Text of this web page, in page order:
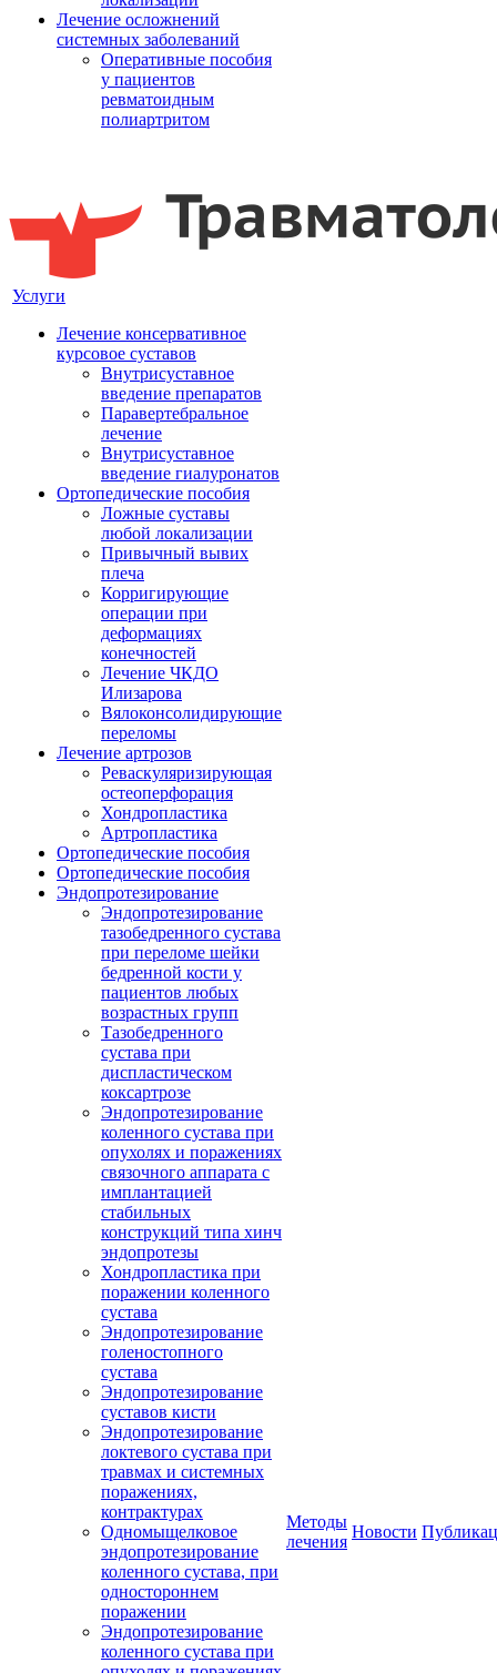
Лечение осложнений
системных заболеваний
Оперативные пособия
у пациентов
ревматоидным
полиартритом
Услуги
Лечение консервативное
курсовое суставов
Внутрисуставное
введение препаратов
Паравертебральное
лечение
Внутрисуставное
введение гиалуронатов
Ортопедические пособия
Ложные суставы
любой локализации
Привычный вывих
плеча
Корригирующие
операции при
деформациях
конечностей
Лечение ЧКДО
Илизарова
Вялоконсолидирующие
переломы
Лечение артрозов
Реваскуляризирующая
остеоперфорация
Хондропластика
Артропластика
Ортопедические пособия
Ортопедические пособия
Эндопротезирование
Эндопротезирование
тазобедренного сустава
при переломе шейки
бедренной кости у
пациентов любых
возрастных групп
Тазобедренного
сустава при
диспластическом
коксартрозе
Эндопротезирование
коленного сустава при
опухолях и поражениях
связочного аппарата с
имплантацией
стабильных
конструкций типа хинч
эндопротезы
Хондропластика при
поражении коленного
сустава
Эндопротезирование
голеностопного
сустава
Эндопротезирование
суставов кисти
Эндопротезирование
локтевого сустава при
травмах и системных
поражениях,
контрактурах
Одномыщелковое
эндопротезирование
коленного сустава, при
одностороннем
поражении
Эндопротезирование
коленного сустава при
Методы
лечения
Новости